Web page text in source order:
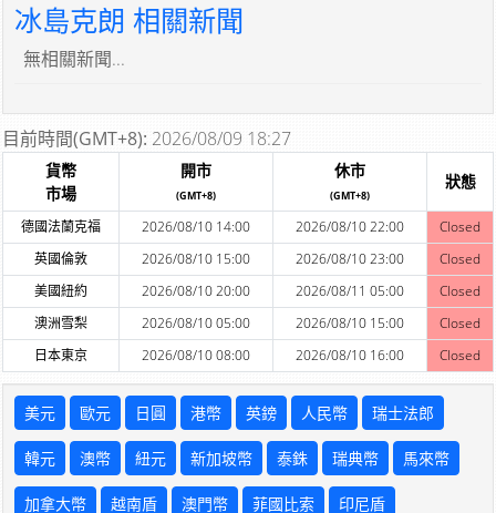
冰島克朗 相關新聞
無相關新聞...
目前時間(GMT+8): 2026/08/09 18:27
貨幣
市場
開市
(GMT+8)
休市
(GMT+8)
狀態
德國法蘭克福 2026/08/10 14:00 2026/08/10 22:00
Closed
英國倫敦
2026/08/10 15:00 2026/08/10 23:00
Closed
美國紐約
2026/08/10 20:00 2026/08/11 05:00
Closed
澳洲雪梨
2026/08/10 05:00 2026/08/10 15:00
Closed
日本東京
2026/08/10 08:00 2026/08/10 16:00 Closed
美元 歐元 日圓 港幣 英鎊 人民幣 瑞士法郎
韓元 澳幣 紐元 新加坡幣 泰銖 瑞典幣 馬來幣
加拿大幣 越南盾 澳門幣 菲國比索 印尼盾